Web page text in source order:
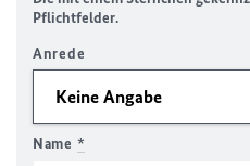
Pflichtfelder.
Anrede
Name *